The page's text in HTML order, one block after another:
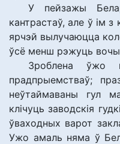
У пейзажы
кантрастаў, але ў ім
ярчэй вылучаюцца
ўсё менш рэжуць вочы
Зроблена ўжо
прадпрыемстваў;
неўтаймаваны гул
клічуць заводскія
ўваходных варот
Ужо амаль няма ў